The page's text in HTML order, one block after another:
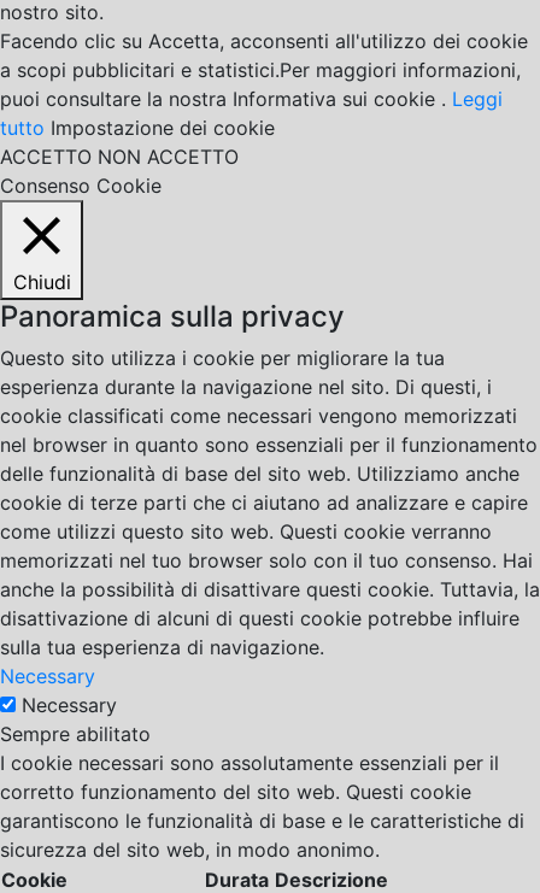
nostro sito.
Facendo clic su Accetta, acconsenti all'utilizzo dei cookie
a scopi pubblicitari e statistici.Per maggiori informazioni,
puoi consultare la nostra Informativa sui cookie . Leggi
tutto Impostazione dei cookie
ACCETTO NON ACCETTO
Consenso Cookie
Chiudi
Panoramica sulla privacy
Questo sito utilizza i cookie per migliorare la tua
esperienza durante la navigazione nel sito. Di questi, i
cookie classificati come necessari vengono memorizzati
nel browser in quanto sono essenziali per il funzionamento
delle funzionalità di base del sito web. Utilizziamo anche
cookie di terze parti che ci aiutano ad analizzare e capire
come utilizzi questo sito web. Questi cookie verranno
memorizzati nel tuo browser solo con il tuo consenso. Hai
anche la possibilità di disattivare questi cookie. Tuttavia, la
disattivazione di alcuni di questi cookie potrebbe influire
sulla tua esperienza di navigazione.
Necessary
Necessary
Sempre abilitato
I cookie necessari sono assolutamente essenziali per il
corretto funzionamento del sito web. Questi cookie
garantiscono le funzionalità di base e le caratteristiche di
sicurezza del sito web, in modo anonimo.
Cookie
Durata Descrizione